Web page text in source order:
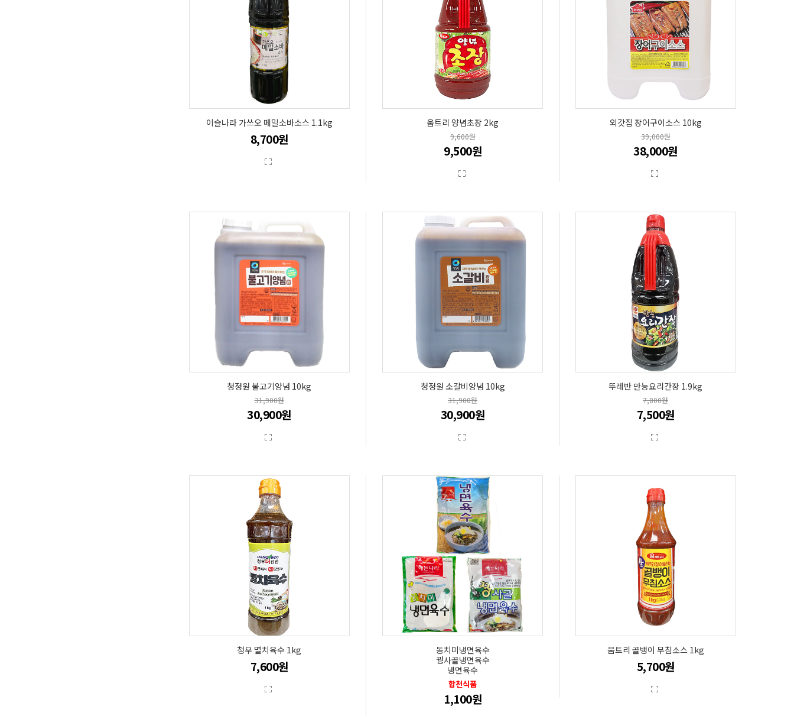
이슬나라 가쓰오 메밀소바소스 1.1kg
8,700원
움트리 양념초장 2kg
9,600원
9,500원
외갓집 장어구이소스 10kg
39,000원
38,000원
청정원 불고기양념 10kg
31,900원
30,900원
청정원 소갈비양념 10kg
31,900원
30,900원
뚜레반 만능요리간장 1.9kg
7,800원
7,500원
청우 멸치육수 1kg
7,600원
동치미냉면육수
꿩사골냉면육수
냉면육수
합천식품
1,100원
움트리 골뱅이 무침소스 1kg
5,700원